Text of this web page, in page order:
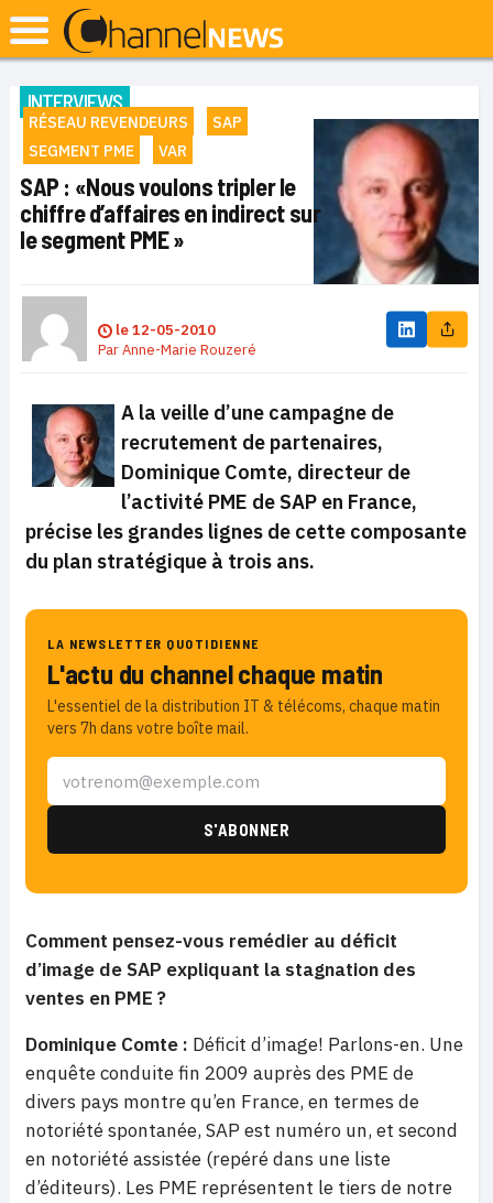
INTERVIEWS
RÉSEAU REVENDEURS
SAP
SEGMENT PME
VAR
SAP : «Nous voulons tripler le
chiffre d’affaires en indirect sur
le segment PME »
le12-05-2010
ParAnne-Marie Rouzeré
A la veille d’une campagne de
recrutement de partenaires,
Dominique Comte, directeur de
l’activité PME de SAP en France,
précise les grandes lignes de cette composante
du plan stratégique à trois ans.
LA NEWSLETTER QUOTIDIENNE
L'actu du channel chaque matin
L'essentiel de la distribution IT & télécoms, chaque matin
vers 7h dans votre boîte mail.
Comment pensez-vous remédier au déficit
d’image de SAP expliquant la stagnation des
ventes en PME ?
Dominique Comte : Déficit d’image! Parlons-en. Une
enquête conduite fin 2009 auprès des PME de
divers pays montre qu’en France, en termes de
notoriété spontanée, SAP est numéro un, et second
en notoriété assistée (repéré dans une liste
d’éditeurs). Les PME représentent le tiers de notre